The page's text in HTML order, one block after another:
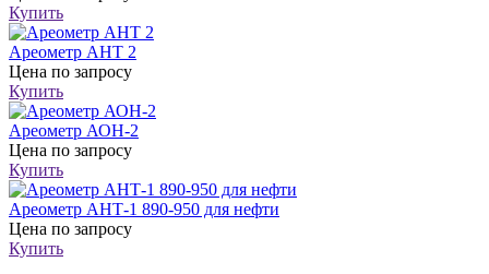
Купить
Ареометр АНТ 2
Цена по запросу
Купить
Ареометр АОН-2
Цена по запросу
Купить
Ареометр АНТ-1 890-950 для нефти
Цена по запросу
Купить